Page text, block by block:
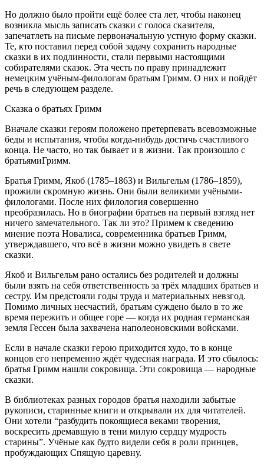
Но должно было пройти ещё более ста лет, чтобы наконец
возникла мысль записать сказки с голоса сказителя,
запечатлеть на письме первоначальную устную форму сказки.
Те, кто поставил перед собой задачу сохранить народные
сказки в их подлинности, стали первыми настоящими
собирателями сказок. Эта честь по праву принадлежит
немецким учёным-филологам братьям Гримм. О них и пойдёт
речь в следующем разделе.
Сказка о братьях Гримм
Вначале сказки героям положено претерпевать всевозможные
беды и испытания, чтобы когда-нибудь достичь счастливого
конца. Не часто, но так бывает и в жизни. Так произошло с
братьямиГримм.
Братья Гримм, Якоб (1785–1863) и Вильгельм (1786–1859),
прожили скромную жизнь. Они были великими учёными-
филологами. После них филология совершенно
преобразилась. Но в биографии братьев на первый взгляд нет
ничего замечательного. Так ли это? Примем к сведению
мнение поэта Новалиса, современника братьев Гримм,
утверждавшего, что всё в жизни можно увидеть в свете
сказки.
Якоб и Вильгельм рано остались без родителей и должны
были взять на себя ответственность за трёх младших братьев и
сестру. Им предстояли годы труда и материальных невзгод.
Помимо личных несчастий, братьям суждено было в то же
время пережить и общее горе — когда их родная германская
земля Гессен была захвачена наполеоновскими войсками.
Если в начале сказки герою приходится худо, то в конце
концов его непременно ждёт чудесная награда. И это сбылось:
братья Гримм нашли сокровища. Эти сокровища — народные
сказки.
В библиотеках разных городов братья находили забытые
рукописи, старинные книги и открывали их для читателей.
Они хотели “разбудить покоящиеся веками творения,
воскресить дремавшую в тени милую сердцу мудрость
старины”. Учёные как будто видели себя в роли принцев,
пробуждающих Спящую царевну.